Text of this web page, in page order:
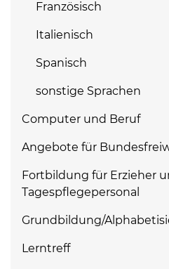
Französisch
Italienisch
Spanisch
sonstige Sprachen
Computer und Beruf
Angebote für
Fortbildung für Erzieher
Tagespflegepersonal
Grundbildung/
Lerntreff